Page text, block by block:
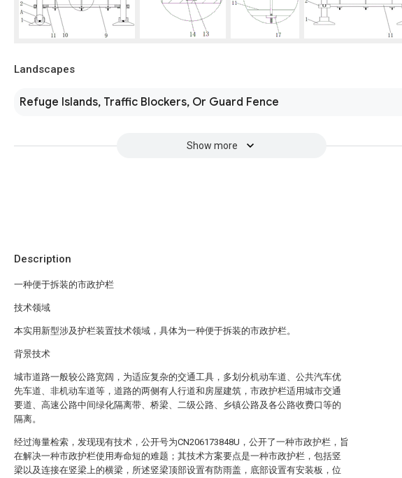
Landscapes
Refuge Islands, Traffic Blockers, Or Guard Fence
Show more
Description
一种便于拆装的市政护栏
技术领域
本实用新型涉及护栏装置技术领域，具体为一种便于拆装的市政护栏。
背景技术
城市道路一般较公路宽阔，为适应复杂的交通工具，多划分机动车道、公共汽车优
先车道、非机动车道等，道路的两侧有人行道和房屋建筑，市政护栏适用城市交通
要道、高速公路中间绿化隔离带、桥梁、二级公路、乡镇公路及各公路收费口等的
隔离。
经过海量检索，发现现有技术，公开号为CN206173848U，公开了一种市政护栏，旨
在解决一种市政护栏使用寿命短的难题；其技术方案要点是一种市政护栏，包括竖
梁以及连接在竖梁上的横梁，所述竖梁顶部设置有防雨盖，底部设置有安装板，位